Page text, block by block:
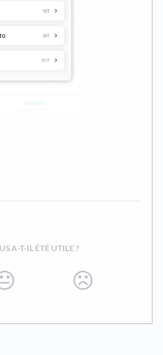
A-T-IL ÉTÉ UTILE ?